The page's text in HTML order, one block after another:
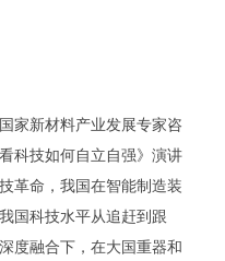
家新材料产业发展专家咨
科技如何自立自强》演讲
革命，我国在智能制造装
国科技水平从追赶到跟
度融合下，在大国重器和